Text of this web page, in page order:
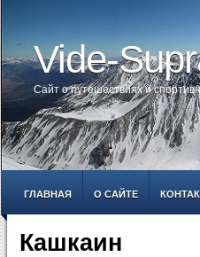
Vide-
Сайт о путешествиях и
ГЛАВНАЯ О САЙТЕ
Кашкаин